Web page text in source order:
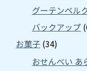
グーテンベル
バックアップ
お菓子 (34)
おせんべい あ